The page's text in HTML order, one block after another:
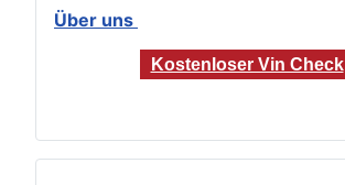
Über uns
Kostenloser Vin Check